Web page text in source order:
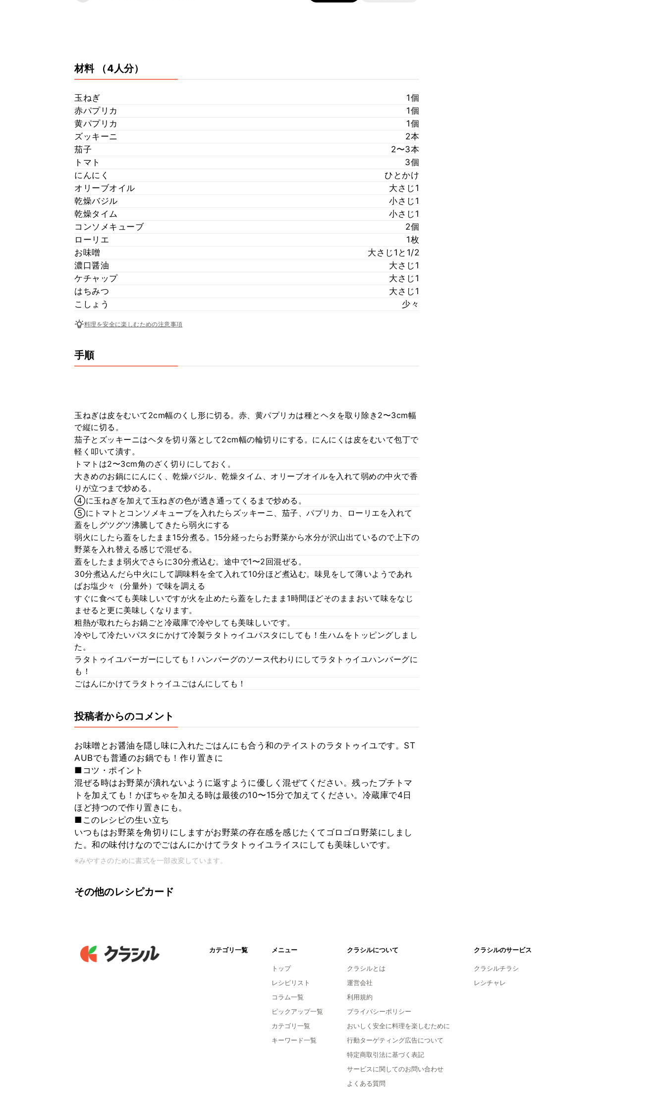
材料 （4人分）
玉ねぎ
1個
赤パプリカ
1個
黄パプリカ
1個
ズッキーニ
2本
茄子
2〜3本
トマト
3個
にんにく
ひとかけ
オリーブオイル
大さじ1
乾燥バジル
小さじ1
乾燥タイム
小さじ1
コンソメキューブ
2個
ローリエ
1枚
お味噌
大さじ1と1/2
濃口醤油
大さじ1
ケチャップ
大さじ1
はちみつ
大さじ1
こしょう
少々
料理を安全に楽しむための注意事項
手順
玉ねぎは皮をむいて2cm幅のくし形に切る。赤、黄パプリカは種とヘタを取り除き2〜3cm幅
で縦に切る。
茄子とズッキーニはヘタを切り落として2cm幅の輪切りにする。にんにくは皮をむいて包丁で
軽く叩いて潰す。
トマトは2〜3cm角のざく切りにしておく。
大きめのお鍋ににんにく、乾燥バジル、乾燥タイム、オリーブオイルを入れて弱めの中火で香
りが立つまで炒める。
④に玉ねぎを加えて玉ねぎの色が透き通ってくるまで炒める。
⑤にトマトとコンソメキューブを入れたらズッキーニ、茄子、パプリカ、ローリエを入れて
蓋をしグツグツ沸騰してきたら弱火にする
弱火にしたら蓋をしたまま15分煮る。15分経ったらお野菜から水分が沢山出ているので上下の
野菜を入れ替える感じで混ぜる。
蓋をしたまま弱火でさらに30分煮込む。途中で1〜2回混ぜる。
30分煮込んだら中火にして調味料を全て入れて10分ほど煮込む。味見をして薄いようであれ
ばお塩少々（分量外）で味を調える
すぐに食べても美味しいですが火を止めたら蓋をしたまま1時間ほどそのままおいて味をなじ
ませると更に美味しくなります。
粗熱が取れたらお鍋ごと冷蔵庫で冷やしても美味しいです。
冷やして冷たいパスタにかけて冷製ラタトゥイユパスタにしても！生ハムをトッピングしまし
た。
ラタトゥイユバーガーにしても！ハンバーグのソース代わりにしてラタトゥイユハンバーグに
も！
ごはんにかけてラタトゥイユごはんにしても！
投稿者からのコメント
お味噌とお醤油を隠し味に入れたごはんにも合う和のテイストのラタトゥイユです。ST
AUBでも普通のお鍋でも！作り置きに
■コツ・ポイント
混ぜる時はお野菜が潰れないように返すように優しく混ぜてください。残ったプチトマ
トを加えても！かぼちゃを加える時は最後の10〜15分で加えてください。冷蔵庫で4日
ほど持つので作り置きにも。
■このレシピの生い立ち
いつもはお野菜を角切りにしますがお野菜の存在感を感じたくてゴロゴロ野菜にしまし
た。和の味付けなのでごはんにかけてラタトゥイユライスにしても美味しいです。
※みやすさのために書式を一部改変しています。
その他のレシピカード
カテゴリ一覧 メニュー
トップ
レシピリスト
コラム一覧
ピックアップ一覧
カテゴリ一覧
キーワード一覧
クラシルについて
クラシルとは
運営会社
利用規約
プライバシーポリシー
おいしく安全に料理を楽しむために
行動ターゲティング広告について
特定商取引法に基づく表記
サービスに関してのお問い合わせ
よくある質問
クラシルのサービス
クラシルチラシ
レシチャレ